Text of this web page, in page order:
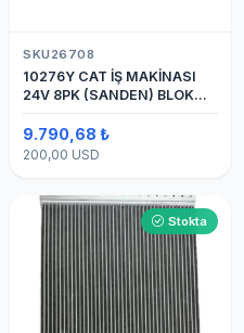
SKU26708
10276Y CAT İŞ MAKİNASI
24V 8PK (SANDEN) BLOK
SAPLAMALI KLİMA
KOMPRESÖRÜ 7H15
9.790,68 ₺
200,00 USD
Stokta